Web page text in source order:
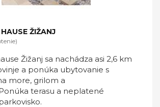
ŽIŽANJ
Žižanj sa nachádza asi 2,6 km
a ponúka ubytovanie s
more, grilom a
terasu a neplatené